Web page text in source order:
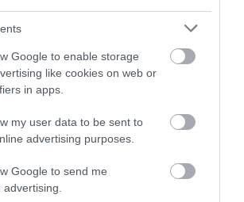
Google to enable storage
like cookies on web or
in apps.
my user data to be sent to
advertising purposes.
Google to send me
világhírű, exkluzív üdülősziget